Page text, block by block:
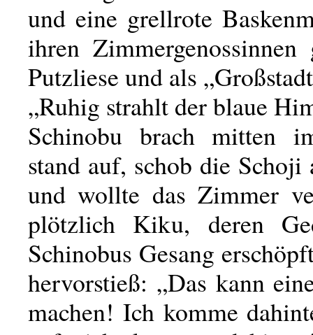
und eine grellrote
ihren
Putzliese und als
„Ruhig strahlt der blaue
Schinobu brach mitten
stand auf, schob die Schoji
und wollte das Zimmer
plötzlich Kiku, deren
Schinobus Gesang
hervorstieß: „Das kann
machen! Ich komme